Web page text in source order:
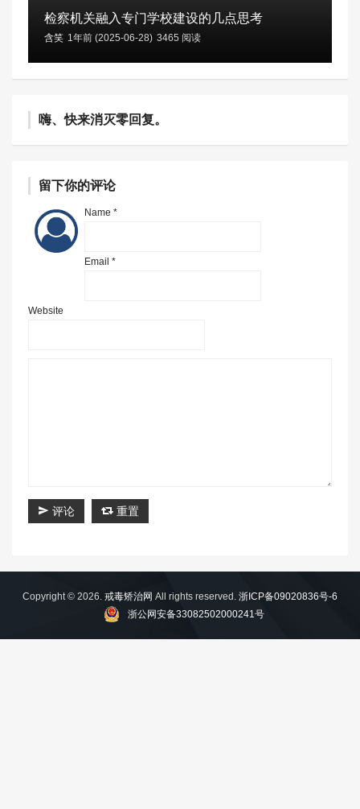
检察机关融入专门学校建设的几点思考
含笑 1年前 (2025-06-28) 3465 阅读
嗨、快来消灭零回复。
留下你的评论
Name *
Email *
Website
评论 重置
Copyright © 2026. 戒毒矫治网 All rights reserved. 浙ICP备09020836号-6
浙公网安备33082502000241号